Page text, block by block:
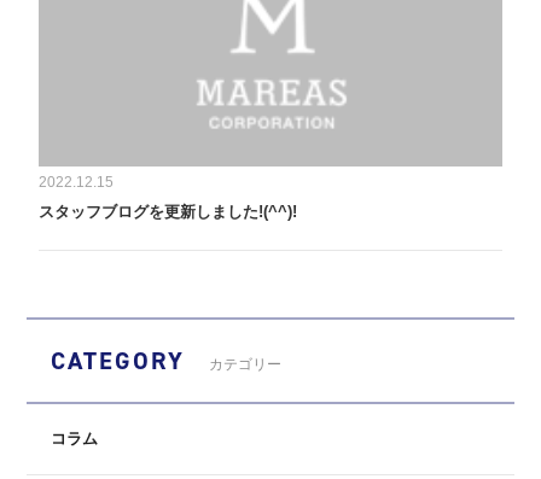
2022.12.15
スタッフブログを更新しました!(^^)!
CATEGORY カテゴリー
コラム